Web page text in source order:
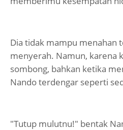
Dia tidak mampu menahan
menyerah. Namun, karena
sombong, bahkan ketika
Nando terdengar seperti
"Tutup mulutnu!" bentak